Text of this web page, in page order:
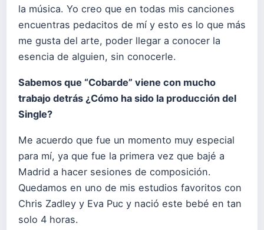
la música. Yo creo que en todas mis canciones
encuentras pedacitos de mí y esto es lo que más
me gusta del arte, poder llegar a conocer la
esencia de alguien, sin conocerle.
Sabemos que “Cobarde” viene con mucho
trabajo detrás ¿Cómo ha sido la producción del
Single?
Me acuerdo que fue un momento muy especial
para mí, ya que fue la primera vez que bajé a
Madrid a hacer sesiones de composición.
Quedamos en uno de mis estudios favoritos con
Chris Zadley y Eva Puc y nació este bebé en tan
solo 4 horas.